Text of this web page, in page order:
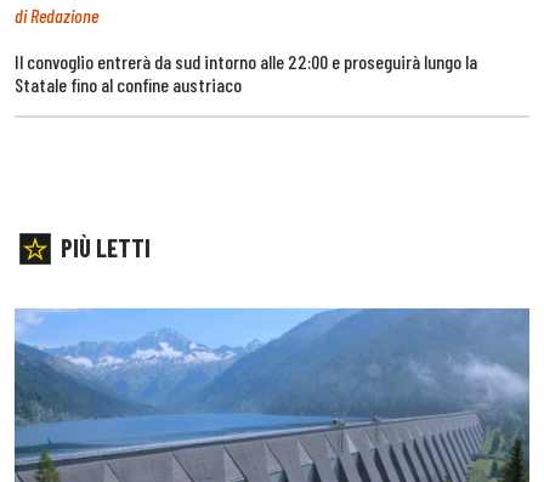
di Redazione
Il convoglio entrerà da sud intorno alle 22:00 e proseguirà lungo la
Statale fino al confine austriaco
PIÙ LETTI